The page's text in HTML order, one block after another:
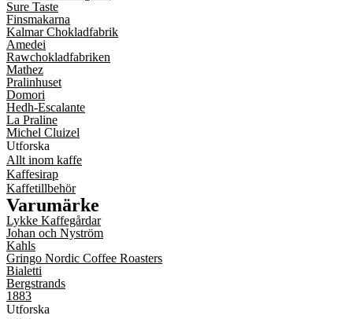
Sure Taste
Finsmakarna
Kalmar Chokladfabrik
Amedei
Rawchokladfabriken
Mathez
Pralinhuset
Domori
Hedh-Escalante
La Praline
Michel Cluizel
Utforska
Allt inom kaffe
Kaffesirap
Kaffetillbehör
Varumärke
Lykke Kaffegårdar
Johan och Nyström
Kahls
Gringo Nordic Coffee Roasters
Bialetti
Bergstrands
1883
Utforska